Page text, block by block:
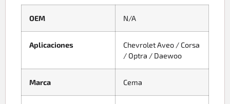
OEM N/A
Aplicaciones
Chevrolet Aveo / Corsa
/ Optra / Daewoo
Marca Cema